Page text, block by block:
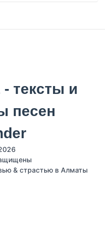
& страстью в Алматы